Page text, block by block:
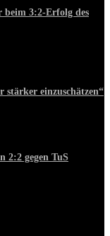
beim 3:2-Erfolg des
stärker einzuschätzen“
2:2 gegen TuS